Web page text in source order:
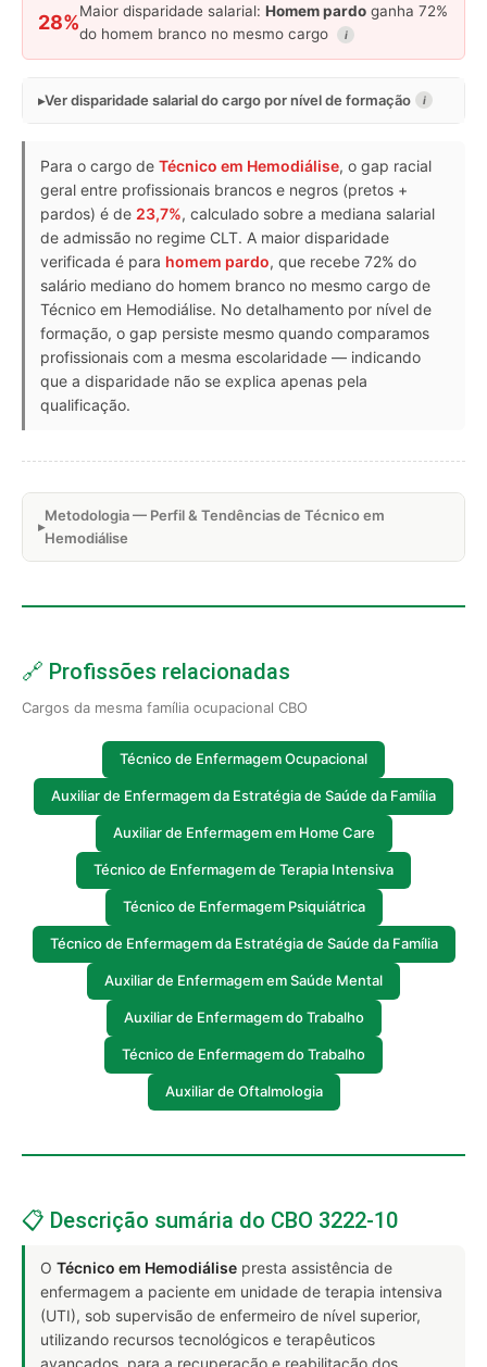
28%
Maior disparidade salarial: Homem pardo ganha 72%
do homem branco no mesmo cargo
i
Ver disparidade salarial do cargo por nível de formação i
Para o cargo de Técnico em Hemodiálise, o gap racial
geral entre profissionais brancos e negros (pretos +
pardos) é de 23,7%, calculado sobre a mediana salarial
de admissão no regime CLT. A maior disparidade
verificada é para homem pardo, que recebe 72% do
salário mediano do homem branco no mesmo cargo de
Técnico em Hemodiálise. No detalhamento por nível de
formação, o gap persiste mesmo quando comparamos
profissionais com a mesma escolaridade — indicando
que a disparidade não se explica apenas pela
qualificação.
Metodologia — Perfil & Tendências de Técnico em
Hemodiálise
🔗 Profissões relacionadas
Cargos da mesma família ocupacional CBO
Técnico de Enfermagem Ocupacional
Auxiliar de Enfermagem da Estratégia de Saúde da Família
Auxiliar de Enfermagem em Home Care
Técnico de Enfermagem de Terapia Intensiva
Técnico de Enfermagem Psiquiátrica
Técnico de Enfermagem da Estratégia de Saúde da Família
Auxiliar de Enfermagem em Saúde Mental
Auxiliar de Enfermagem do Trabalho
Técnico de Enfermagem do Trabalho
Auxiliar de Oftalmologia
📋 Descrição sumária do CBO 3222-10
O Técnico em Hemodiálise presta assistência de
enfermagem a paciente em unidade de terapia intensiva
(UTI), sob supervisão de enfermeiro de nível superior,
utilizando recursos tecnológicos e terapêuticos
avançados, para a recuperação e reabilitação dos